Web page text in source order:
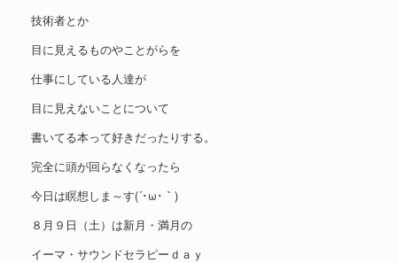
技術者とか
目に見えるものやことがらを
仕事にしている人達が
目に見えないことについて
書いてる本って好きだったりする。
完全に頭が回らなくなったら
今日は瞑想しま～す(´･ω･｀)
８月９日（土）は新月・満月の
イーマ・サウンドセラピーｄａｙ